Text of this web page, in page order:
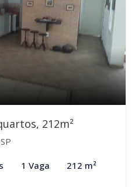
212m²
1 Vaga 212 m²